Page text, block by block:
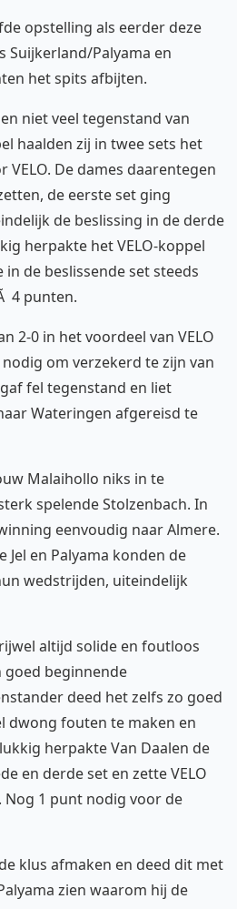
opstelling als eerder deze
Suijkerland/Palyama en
het spits afbijten.
niet veel tegenstand van
haalden zij in twee sets het
De dames daarentegen
de eerste set ging
de beslissing in de derde
herpakte het VELO-koppel
de beslissende set steeds
4 punten.
2-0 in het voordeel van VELO
om verzekerd te zijn van
fel tegenstand en liet
Wateringen afgereisd te
Malaihollo niks in te
spelende Stolzenbach. In
eenvoudig naar Almere.
Jel en Palyama konden de
wedstrijden, uiteindelijk
altijd solide en foutloos
goed beginnende
deed het zelfs zo goed
dwong fouten te maken en
herpakte Van Daalen de
en derde set en zette VELO
Nog 1 punt nodig voor de
klus afmaken en deed dit met
zien waarom hij de